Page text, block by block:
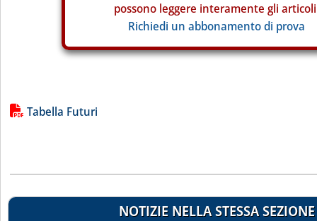
possono leggere interamente gli
Richiedi un abbonamento di prova
Lista allegati PDF alla notizia
Tabella Futuri
NOTIZIE NELLA STESSA SEZIONE